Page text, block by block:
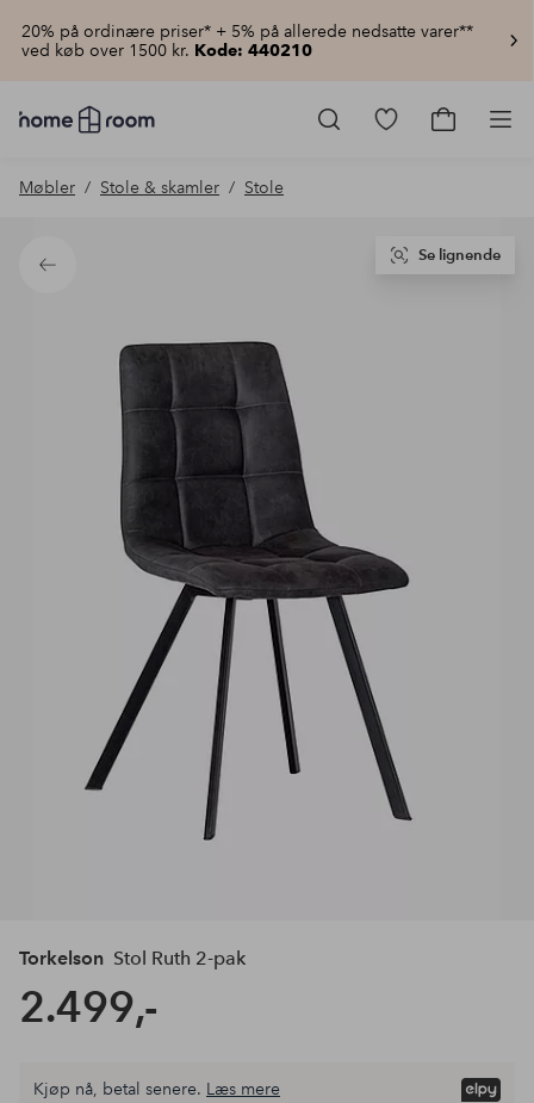
20% på ordinære priser* + 5% på allerede nedsatte varer**
ved køb over 1500 kr. Kode: 440210
Homeroom
–
hjemmet
pris
Gå
Gå
Møbler Stole & skamler Stole
Tilbage
Se lignende
Torkelson Stol Ruth 2-pak
2.499,-
Kjøp nå, betal senere. Læs mere